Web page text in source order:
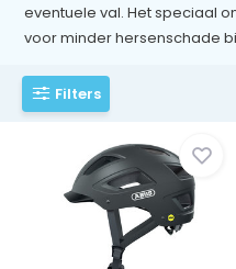
eventuele val. Het speciaal
voor minder hersenschade
Filters